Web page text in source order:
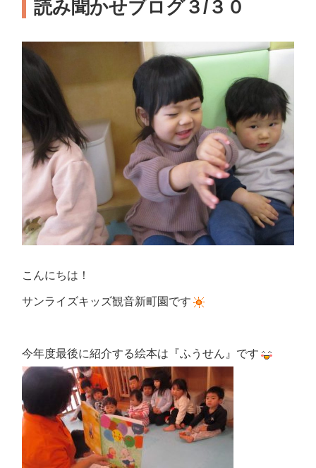
読み聞かせブログ３/３０
こんにちは！
サンライズキッズ観音新町園です
今年度最後に紹介する絵本は『ふうせん』です